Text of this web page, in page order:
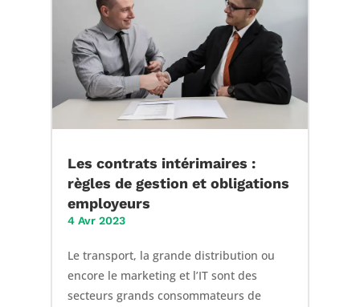
Les contrats intérimaires :
règles de gestion et obligations
employeurs
4 Avr 2023
Le transport, la grande distribution ou
encore le marketing et l’IT sont des
secteurs grands consommateurs de